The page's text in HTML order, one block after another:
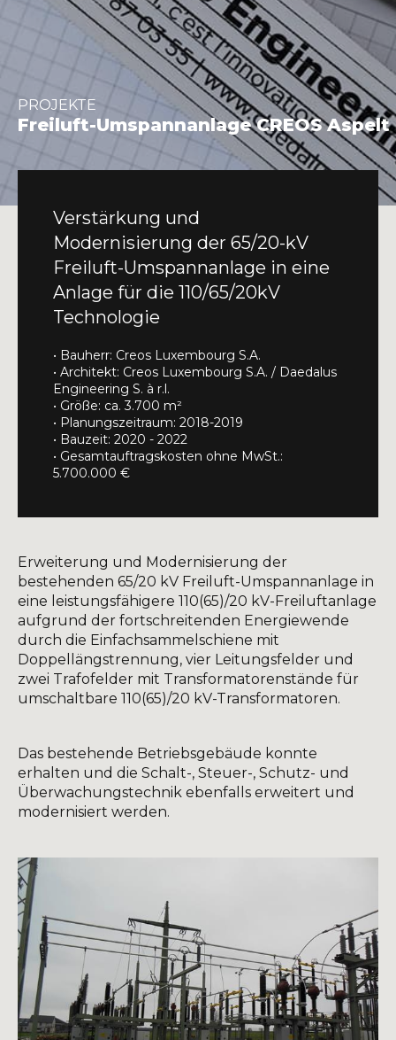
INFO@DAEDALUS.LU +352 26 87 03 55
PROJEKTE
Freiluft-Umspannanlage CREOS Aspelt
Verstärkung und
Modernisierung der 65/20-kV
Freiluft-Umspannanlage in eine
Anlage für die 110/65/20kV
Technologie
• Bauherr: Creos Luxembourg S.A.
• Architekt: Creos Luxembourg S.A. / Daedalus
Engineering S. à r.l.
• Größe: ca. 3.700 m²
• Planungszeitraum: 2018-2019
• Bauzeit: 2020 - 2022
• Gesamtauftragskosten ohne MwSt.:
5.700.000 €
Erweiterung und Modernisierung der
bestehenden 65/20 kV Freiluft-Umspannanlage in
eine leistungsfähigere 110(65)/20 kV-Freiluftanlage
aufgrund der fortschreitenden Energiewende
durch die Einfachsammelschiene mit
Doppellängstrennung, vier Leitungsfelder und
zwei Trafofelder mit Transformatorenstände für
umschaltbare 110(65)/20 kV-Transformatoren.
Das bestehende Betriebsgebäude konnte
erhalten und die Schalt-, Steuer-, Schutz- und
Überwachungstechnik ebenfalls erweitert und
modernisiert werden.